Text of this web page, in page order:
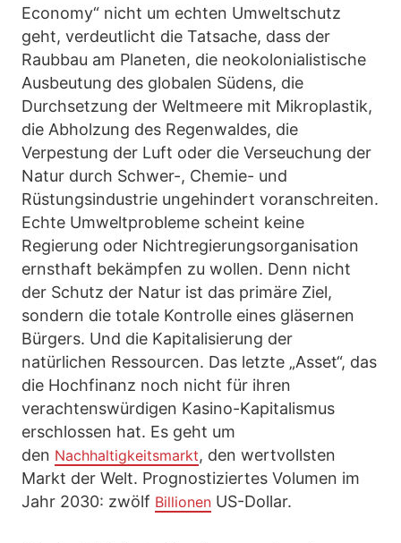
Economy“ nicht um echten Umweltschutz
geht, verdeutlicht die Tatsache, dass der
Raubbau am Planeten, die neokolonialistische
Ausbeutung des globalen Südens, die
Durchsetzung der Weltmeere mit Mikroplastik,
die Abholzung des Regenwaldes, die
Verpestung der Luft oder die Verseuchung der
Natur durch Schwer-, Chemie- und
Rüstungsindustrie ungehindert voranschreiten.
Echte Umweltprobleme scheint keine
Regierung oder Nichtregierungsorganisation
ernsthaft bekämpfen zu wollen. Denn nicht
der Schutz der Natur ist das primäre Ziel,
sondern die totale Kontrolle eines gläsernen
Bürgers. Und die Kapitalisierung der
natürlichen Ressourcen. Das letzte „Asset“, das
die Hochfinanz noch nicht für ihren
verachtenswürdigen Kasino-Kapitalismus
erschlossen hat. Es geht um
den Nachhaltigkeitsmarkt, den wertvollsten
Markt der Welt. Prognostiziertes Volumen im
Jahr 2030: zwölf Billionen US-Dollar.